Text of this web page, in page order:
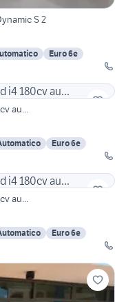
S 2
Euro 6e
au...
Euro 6e
au...
Euro 6e